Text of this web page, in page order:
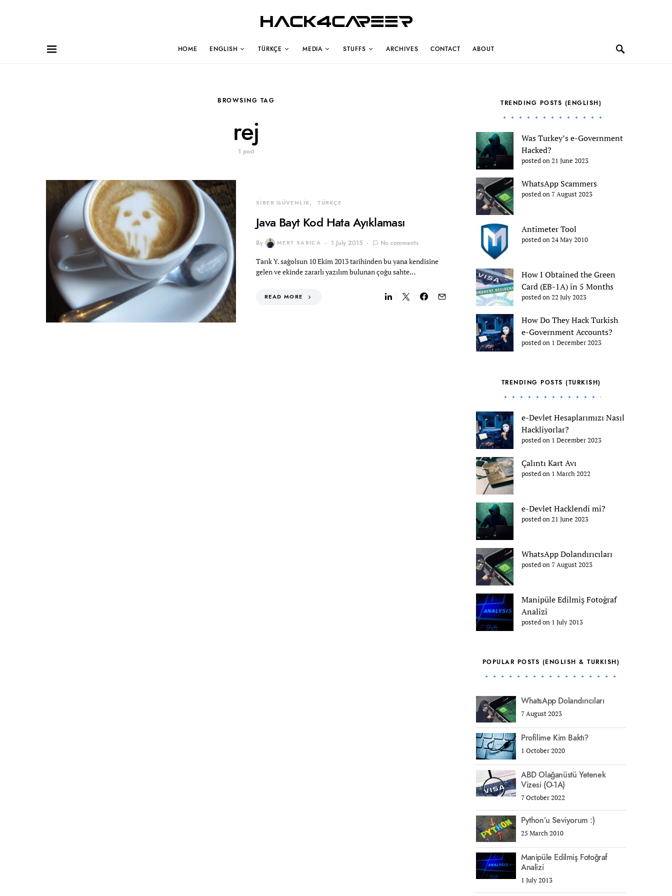
Hack4Career
HOME ENGLISH TÜRKÇE MEDIA STUFFS ARCHIVES CONTACT ABOUT
BROWSING TAG
rej
1 post
SİBER GÜVENLİK TÜRKÇE
Java Bayt Kod Hata Ayıklaması
By MERT SARICA 1 July 2015 No comments
Tarık Y. sağolsun 10 Ekim 2013 tarihinden bu yana kendisine
gelen ve ekinde zararlı yazılım bulunan çoğu sahte…
READ MORE
TRENDING POSTS (ENGLISH)
Was Turkey’s e-Government
Hacked?
posted on 21 June 2023
WhatsApp Scammers
posted on 7 August 2023
Antimeter Tool
posted on 24 May 2010
How I Obtained the Green
Card (EB-1A) in 5 Months
posted on 22 July 2023
How Do They Hack Turkish
e-Government Accounts?
posted on 1 December 2023
TRENDING POSTS (TURKISH)
e-Devlet Hesaplarımızı Nasıl
Hackliyorlar?
posted on 1 December 2023
Çalıntı Kart Avı
posted on 1 March 2022
e-Devlet Hacklendi mi?
posted on 21 June 2023
WhatsApp Dolandırıcıları
posted on 7 August 2023
Manipüle Edilmiş Fotoğraf
Analizi
posted on 1 July 2013
POPULAR POSTS (ENGLISH & TURKISH)
WhatsApp Dolandırıcıları
7 August 2023
Profilime Kim Baktı?
1 October 2020
ABD Olağanüstü Yetenek
Vizesi (O-1A)
7 October 2022
Python’u Seviyorum :)
25 March 2010
Manipüle Edilmiş Fotoğraf
Analizi
1 July 2013